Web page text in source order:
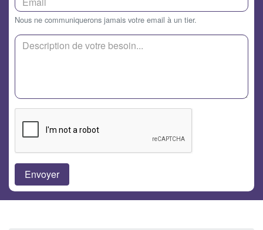
Nous ne communiquerons jamais votre email à un tier.